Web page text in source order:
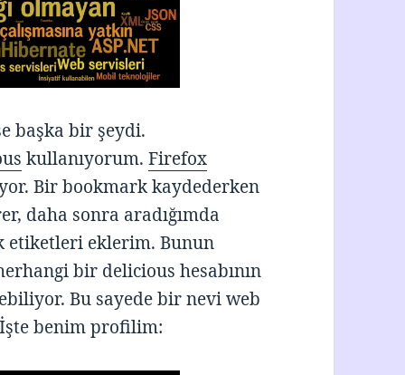
başka bir şeydi.
kullanıyorum.Firefox
Bir bookmark kaydederken
daha sonra aradığımda
etiketleri eklerim. Bunun
bir delicious hesabının
Bu sayede bir nevi web
benim profilim: